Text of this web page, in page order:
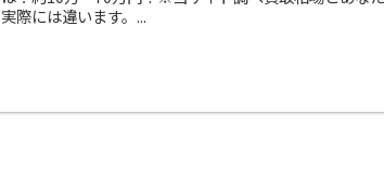
実際には違います。...